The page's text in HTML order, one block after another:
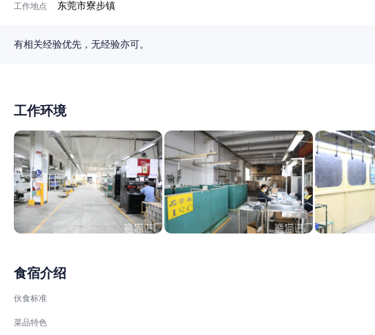
工作地点 东莞市寮步镇
有相关经验优先，无经验亦可。
工作环境
食宿介绍
伙食标准
菜品特色